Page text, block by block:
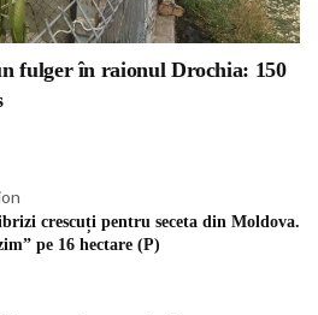
fulger în raionul Drochia: 150
crescuți pentru seceta din Moldova.
pe 16 hectare (P)